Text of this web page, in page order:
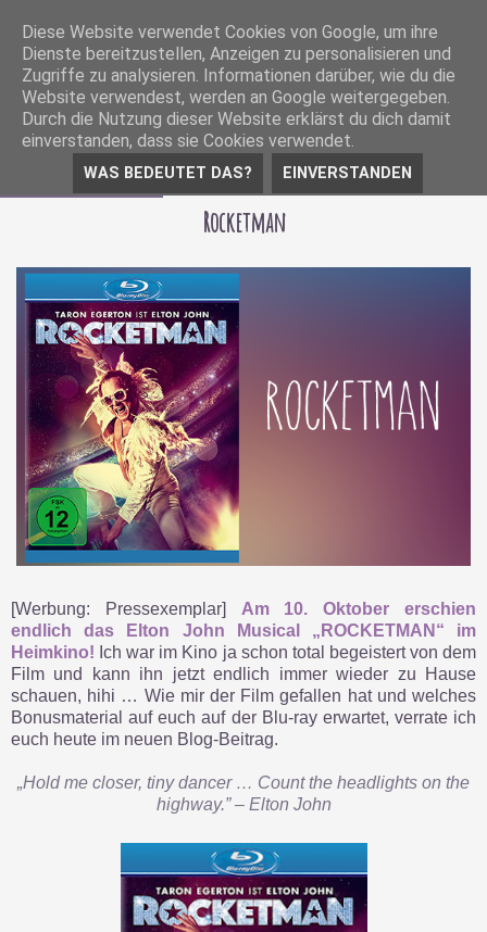
Rocketman
[Werbung: Pressexemplar] Am 10. Oktober erschien
endlich das Elton John Musical „ROCKETMAN“ im
Heimkino! Ich war im Kino ja schon total begeistert von dem
Film und kann ihn jetzt endlich immer wieder zu Hause
schauen, hihi … Wie mir der Film gefallen hat und welches
Bonusmaterial auf euch auf der Blu-ray erwartet, verrate ich
euch heute im neuen Blog-Beitrag.
„Hold me closer, tiny dancer … Count the headlights on the
highway.” – Elton John
Diese Website verwendet Cookies von Google, um ihre
Dienste bereitzustellen, Anzeigen zu personalisieren und
Zugriffe zu analysieren. Informationen darüber, wie du die
Website verwendest, werden an Google weitergegeben.
Durch die Nutzung dieser Website erklärst du dich damit
einverstanden, dass sie Cookies verwendet.
WAS BEDEUTET DAS? EINVERSTANDEN